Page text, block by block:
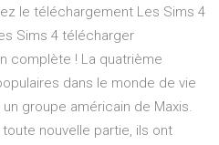
le téléchargement Les Sims 4
Sims 4 télécharger
complète ! La quatrième
dans le monde de vie
groupe américain de Maxis.
nouvelle partie, ils ont